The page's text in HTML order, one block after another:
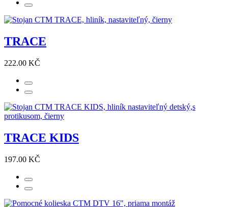
TRACE
222.00 KČ
TRACE KIDS
197.00 KČ